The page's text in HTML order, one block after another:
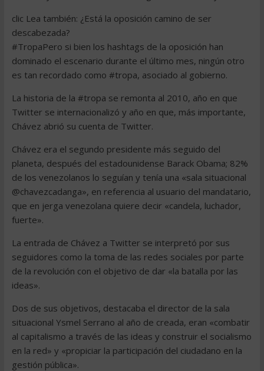
clic Lea también: ¿Está la oposición camino de ser
descabezada?
#TropaPero si bien los hashtags de la oposición han
dominado el escenario durante el último mes, ningún otro
es tan recordado como #tropa, asociado al gobierno.
La historia de la #tropa se remonta al 2010, año en que
Twitter se internacionalizó y año en que, más importante,
Chávez abrió su cuenta de Twitter.
Chávez era el segundo presidente más seguido del
planeta, después del estadounidense Barack Obama; 82%
de los venezolanos lo seguían y tenía una «sala situacional
@chavezcadanga», en referencia al usuario del mandatario,
que en jerga venezolana quiere decir «candela, luchador,
fuerte».
La entrada de Chávez a Twitter se interpretó por sus
seguidores como la toma de las redes sociales por parte
de la revolución con el objetivo de dar «la batalla por las
ideas».
Dos de sus objetivos, destacaba el director de la sala
situacional Ysmel Serrano al año de creada, eran «combatir
al capitalismo a través de las ideas y construir el socialismo
en la red» y «propiciar la participación del ciudadano en la
gestión pública».